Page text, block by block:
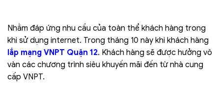
Nhằm đáp ứng nhu cầu của toàn thể khách hàng trong
khi sử dụng internet. Trong tháng 10 này khi khách hàng
lắp mạng VNPT Quận 12. Khách hàng sẽ được hưởng vô
vàn các chương trình siêu khuyến mãi đến từ nhà cung
cấp VNPT.